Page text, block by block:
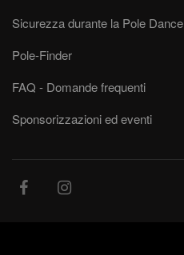
Sicurezza durante la Pole Dance
Pole-Finder
FAQ - Domande frequenti
Sponsorizzazioni ed eventi